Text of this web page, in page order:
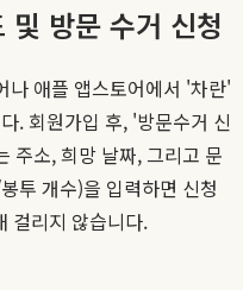
방문 수거 신청
나 애플 앱스토어에서 '차란'
. 회원가입 후, '방문수거 신
주소, 희망 날짜, 그리고 문
투 개수)을 입력하면 신청
걸리지 않습니다.